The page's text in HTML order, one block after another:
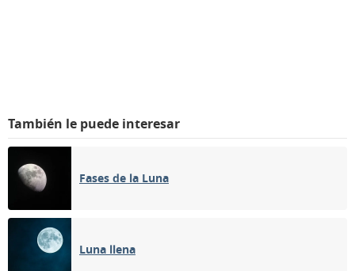
También le puede interesar
Fases de la Luna
Luna llena